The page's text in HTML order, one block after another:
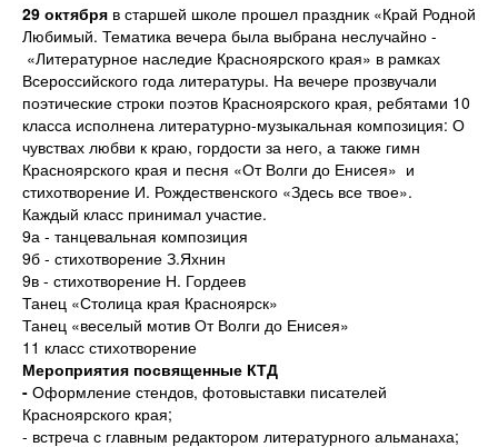
29 октября в старшей школе прошел праздник «Край Родной
Любимый. Тематика вечера была выбрана неслучайно -
«Литературное наследие Красноярского края» в рамках
Всероссийского года литературы. На вечере прозвучали
поэтические строки поэтов Красноярского края, ребятами 10
класса исполнена литературно-музыкальная композиция: О
чувствах любви к краю, гордости за него, а также гимн
Красноярского края и песня «От Волги до Енисея» и
стихотворение И. Рождественского «Здесь все твое».
Каждый класс принимал участие.
9а - танцевальная композиция
9б - стихотворение З.Яхнин
9в - стихотворение Н. Гордеев
Танец «Столица края Красноярск»
Танец «веселый мотив От Волги до Енисея»
11 класс стихотворение
Мероприятия посвященные КТД
- Оформление стендов, фотовыставки писателей
Красноярского края;
- встреча с главным редактором литературного альманаха;